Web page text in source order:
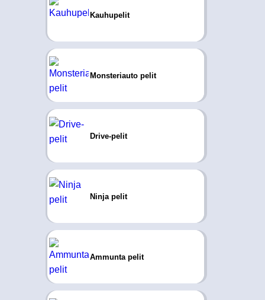
Kauhupelit
Monsteriauto pelit
Drive-pelit
Ninja pelit
Ammunta pelit